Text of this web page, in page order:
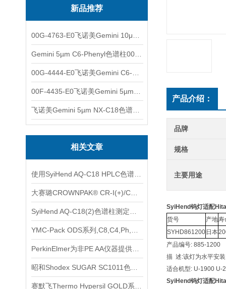
新品推荐
相关文章
产品介绍：
品牌
规格
主要用途
SyiHend钨灯适配
货号
产地寿
SYHD861200 日本
产品编号: 885-1200
描 述:该灯为水平安
适合机型: U-1900 U-
SyiHend钨灯适配